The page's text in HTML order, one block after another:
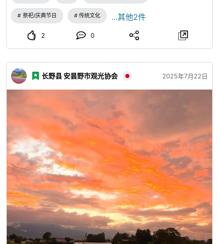
祭祀/庆典节日 传统文化 …其他2件
2 0
长野县 安昙野市观光协会 2025年7月22日